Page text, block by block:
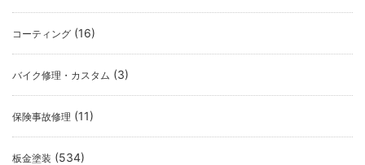
コーティング (16)
バイク修理・カスタム (3)
保険事故修理 (11)
板金塗装 (534)